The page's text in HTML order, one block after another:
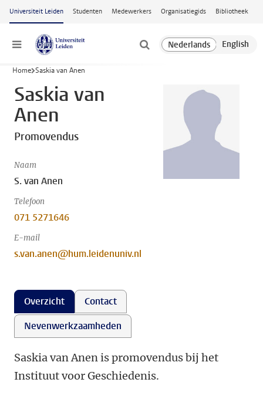
Ga naar hoofdinhoud
Universiteit Leiden Studenten Medewerkers Organisatiegids Bibliotheek
Menu
Home Saskia van Anen
Saskia van
Anen
Promovendus
Naam
S. van Anen
Telefoon
071 5271646
E-mail
s.van.anen@hum.leidenuniv.nl
Overzicht
Contact
Nevenwerkzaamheden
Saskia van Anen is promovendus bij het
Instituut voor Geschiedenis.